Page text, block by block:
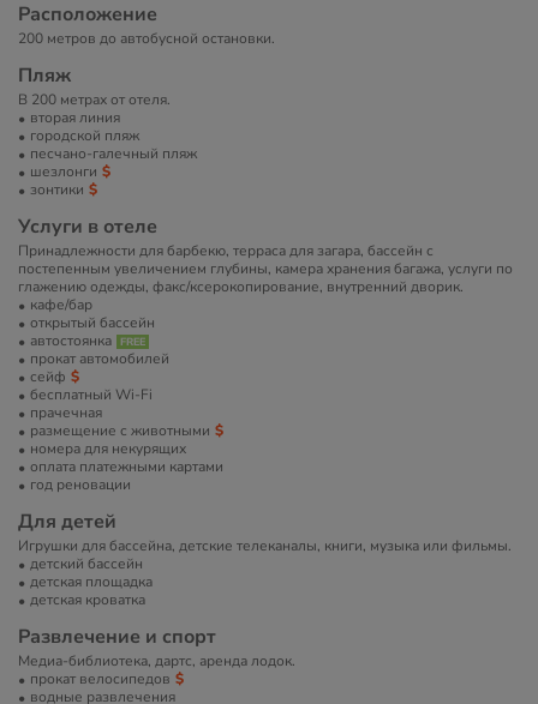
Расположение
200 метров до автобусной остановки.
Пляж
В 200 метрах от отеля.
вторая линия
городской пляж
песчано-галечный пляж
шезлонги
зонтики
Услуги в отеле
Принадлежности для барбекю, терраса для загара, бассейн с
постепенным увеличением глубины, камера хранения багажа, услуги по
глажению одежды, факс/ксерокопирование, внутренний дворик.
кафе/бар
открытый бассейн
автостоянка
прокат автомобилей
сейф
бесплатный Wi-Fi
прачечная
размещение с животными
номера для некурящих
оплата платежными картами
год реновации
Для детей
Игрушки для бассейна, детские телеканалы, книги, музыка или фильмы.
детский бассейн
детская площадка
детская кроватка
Развлечение и спорт
Медиа-библиотека, дартс, аренда лодок.
прокат велосипедов
водные развлечения